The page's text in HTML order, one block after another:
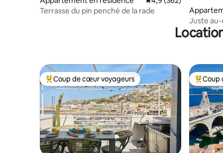
Terrasse du pin penché de la rade
Juste au-
terrasse
Coups de cœur voyageurs les plus appréciés
Coup de cœur voyageurs Coups
Coup